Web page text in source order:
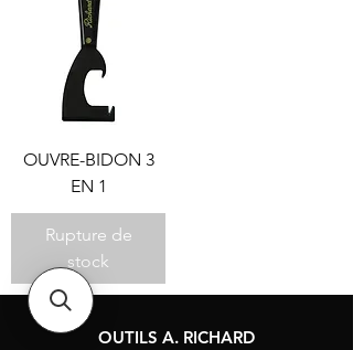
OUVRE-BIDON 3
EN 1
Rupture de
stock
OUTILS A. RICHARD